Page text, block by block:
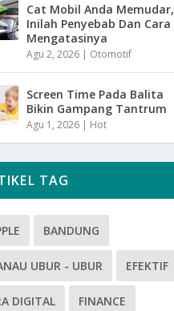
Cat Mobil Anda Memudar,
Inilah Penyebab Dan Cara
Mengatasinya
Agu 2, 2026 | Otomotif
Screen Time Pada Balita
Bikin Gampang Tantrum
Agu 1, 2026 | Hot
TAG
BANDUNG
UBUR - UBUR EFEKTIF
DIGITAL FINANCE